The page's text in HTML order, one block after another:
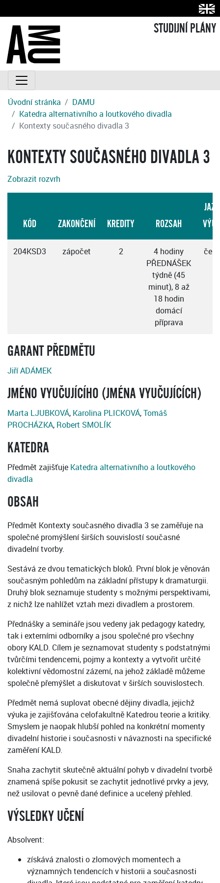
STUDIJNÍ PLÁNY
Úvodní stránka
DAMU
Katedra alternativního a loutkového divadla
Kontexty současného divadla 3
KONTEXTY SOUČASNÉHO DIVADLA 3
Zobrazit rozvrh
KÓD ZAKONČENÍ KREDITY ROZSAH
204KSD3 zápočet 2
4 hodiny
PŘEDNÁŠEK
týdně (45
minut), 8 až
18 hodin
domácí
příprava
GARANT PŘEDMĚTU
Jiří ADÁMEK
JMÉNO VYUČUJÍCÍHO (JMÉNA VYUČUJÍCÍCH)
Marta LJUBKOVÁ, Karolina PLICKOVÁ,Tomáš
PROCHÁZKA, Robert SMOLÍK
KATEDRA
Předmět zajišťuje Katedra alternativního a loutkového
divadla
OBSAH
Předmět Kontexty současného divadla 3 se zaměřuje na
společné promýšlení širších souvislostí současné
divadelní tvorby.
Sestává ze dvou tematických bloků. První blok je věnován
současným pohledům na základní přístupy k dramaturgii.
Druhý blok seznamuje studenty s možnými perspektivami,
z nichž lze nahlížet vztah mezi divadlem a prostorem.
Přednášky a semináře jsou vedeny jak pedagogy katedry,
tak i externími odborníky a jsou společné pro všechny
obory KALD. Cílem je seznamovat studenty s podstatnými
tvůrčími tendencemi, pojmy a kontexty a vytvořit určité
kolektivní vědomostní zázemí, na jehož základě můžeme
společně přemýšlet a diskutovat v širších souvislostech.
Předmět nemá suplovat obecné dějiny divadla, jejichž
výuka je zajišťována celofakultně Katedrou teorie a kritiky.
Smyslem je naopak hlubší pohled na konkrétní momenty
divadelní historie i současnosti v návaznosti na specifické
zaměření KALD.
Snaha zachytit skutečně aktuální pohyb v divadelní tvorbě
znamená spíše pokusit se zachytit jednotlivé prvky a jevy,
než usilovat o pevně dané definice a ucelený přehled.
VÝSLEDKY UČENÍ
Absolvent:
získává znalosti o zlomových momentech a
významných tendencích v historii a současnosti